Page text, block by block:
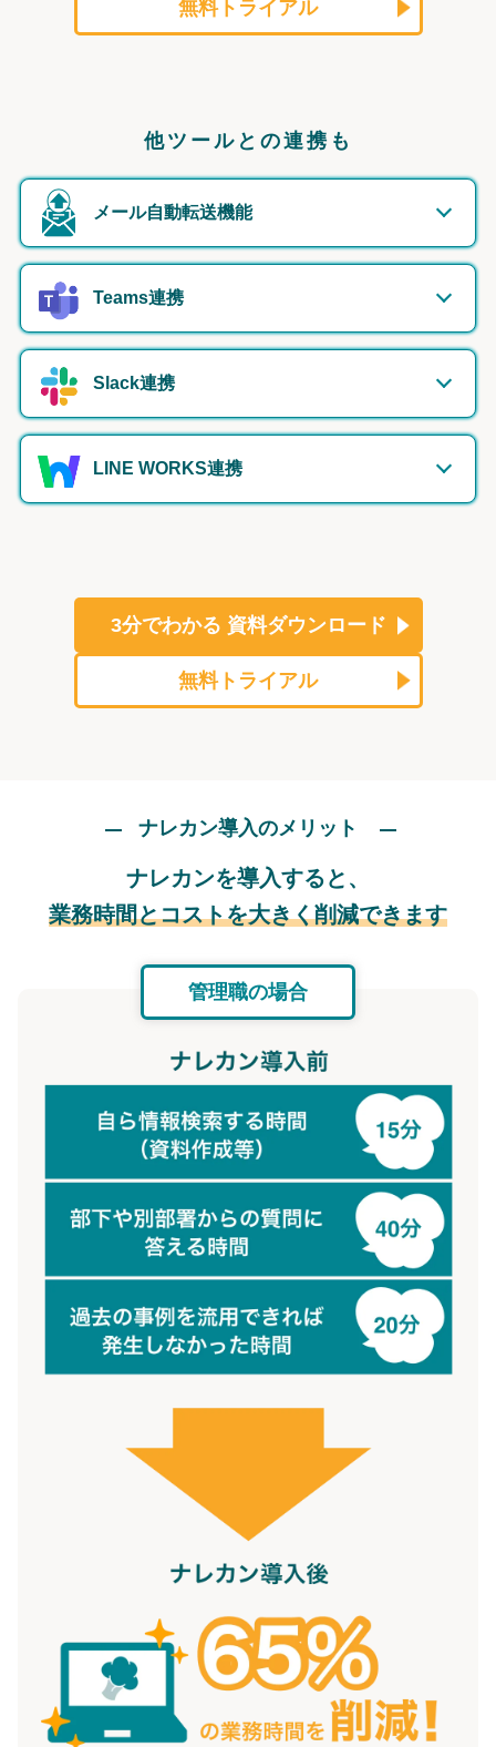
無料トライアル
他ツールとの連携も
メール自動転送機能
Teams連携
Slack連携
LINE WORKS連携
3分でわかる 資料ダウンロード
無料トライアル
ナレカン導入のメリット
ナレカンを導入すると、
業務時間とコストを大きく削減できます
管理職の場合